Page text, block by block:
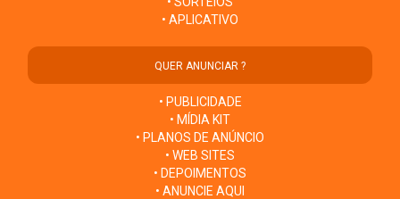
• APLICATIVO
QUER ANUNCIAR ?
• PUBLICIDADE
• MÍDIA KIT
• PLANOS DE ANÚNCIO
• WEB SITES
• DEPOIMENTOS
• ANUNCIE AQUI